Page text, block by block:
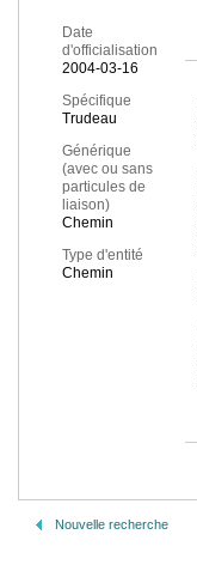
Date
d'officialisation
2004-03-16
Spécifique
Trudeau
Générique
(avec ou sans
particules de
liaison)
Chemin
Type d'entité
Chemin
Nouvelle recherche